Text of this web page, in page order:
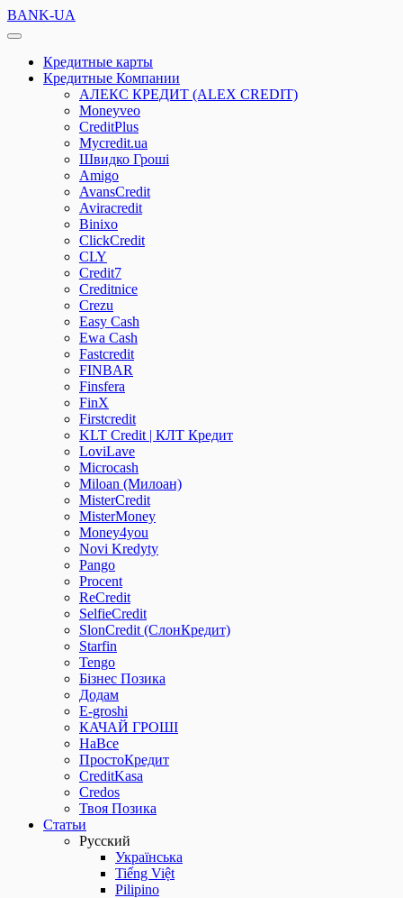
BANK-UA
Кредитные карты
Кредитные Компании
АЛЕКС КРЕДИТ (ALEX CREDIT)
Moneyveo
CreditPlus
Mycredit.ua
Швидко Гроші
Amigo
AvansCredit
Aviracredit
Binixo
ClickCredit
CLY
Credit7
Creditnice
Crezu
Easy Cash
Ewa Cash
Fastcredit
FINBAR
Finsfera
FinX
Firstcredit
KLT Credit | КЛТ Кредит
LoviLave
Microcash
Miloan (Милоан)
MisterCredit
MisterMoney
Money4you
Novi Kredyty
Pango
Procent
ReCredit
SelfieCredit
SlonCredit (СлонКредит)
Starfin
Tengo
Бізнес Позика
Додам
Е-groshi
КАЧАЙ ГРОШІ
НаВсе
ПростоКредит
СreditKasa
Сredos
Твоя Позика
Статьи
Русский
Українська
Tiếng Việt
Pilipino